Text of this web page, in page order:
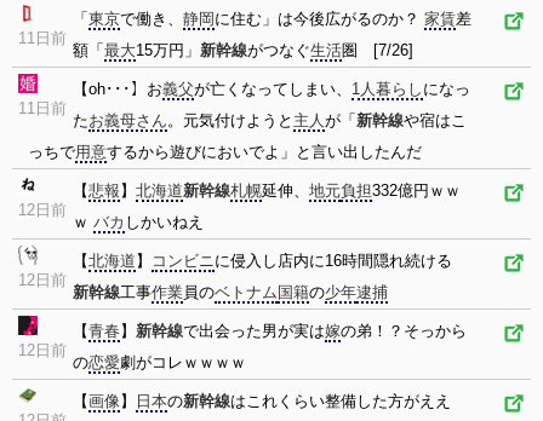
11日前
「 東京で働き、 静岡 に住む」は今後広がるのか？ 家賃差
額「 最大15万円」 新幹線がつなぐ生活圏 [7/26]
11日前
【oh･･･】お義父が亡くなってしまい、 1人暮らし になっ
たお義母さん。元気付けようと 主人が「 新幹線や宿はこ
っちで用意するから遊びにおいでよ」と言い出したんだ
12日前
【悲報 】 北海道新幹線札幌延伸、 地元負担332億円ｗｗ
ｗ バカ しかいねえ
12日前
【北海道 】 コンビニに侵入し店内に16時間隠れ続ける
新幹線工事作業員のベトナム 国籍の少年逮捕
12日前
【青春 】 新幹線で出会った男が実は嫁の弟！？そっから
の恋愛劇がコレｗｗｗｗ
【画像】 日本の新幹線はこれくらい整備した方がええ